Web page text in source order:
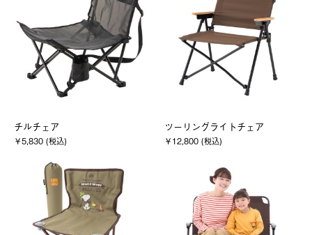
チルチェア
￥5,830 (税込)
ツーリングライトチェア
￥12,800 (税込)